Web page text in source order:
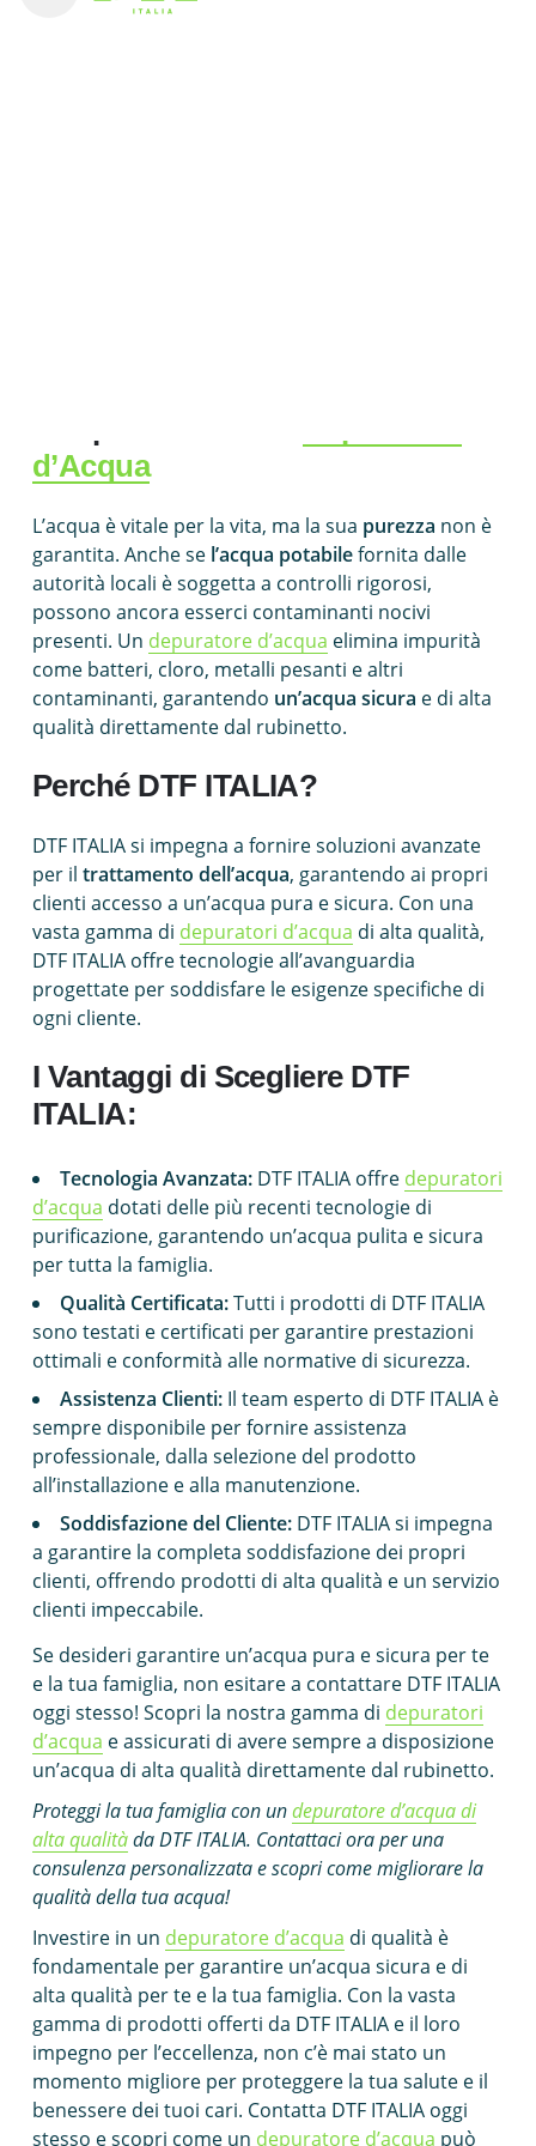
d’Acqua
L’acqua è vitale per la vita, ma la sua purezza non è
garantita. Anche se l’acqua potabilefornita dalle
autorità locali è soggetta a controlli rigorosi,
possono ancora esserci contaminanti nocivi
presenti. Un depuratore d’acqua elimina impurità
come batteri, cloro, metalli pesanti e altri
contaminanti, garantendo un’acqua sicura e di alta
qualità direttamente dal rubinetto.
Perché DTF ITALIA?
DTF ITALIA si impegna a fornire soluzioni avanzate
per il trattamento dell’acqua, garantendo ai propri
clienti accesso a un’acqua pura e sicura. Con una
vasta gamma di depuratori d’acqua di alta qualità,
DTF ITALIA offre tecnologie all’avanguardia
progettate per soddisfare le esigenze specifiche di
ogni cliente.
I Vantaggi di Scegliere DTF
ITALIA:
Tecnologia Avanzata:DTF ITALIA offre depuratori
d’acqua dotati delle più recenti tecnologie di
purificazione, garantendo un’acqua pulita e sicura
per tutta la famiglia.
Qualità Certificata:Tutti i prodotti di DTF ITALIA
sono testati e certificati per garantire prestazioni
ottimali e conformità alle normative di sicurezza.
Assistenza Clienti:Il team esperto di DTF ITALIA è
sempre disponibile per fornire assistenza
professionale, dalla selezione del prodotto
all’installazione e alla manutenzione.
Soddisfazione del Cliente:DTF ITALIA si impegna
a garantire la completa soddisfazione dei propri
clienti, offrendo prodotti di alta qualità e un servizio
clienti impeccabile.
Se desideri garantire un’acqua pura e sicura per te
e la tua famiglia, non esitare a contattare DTF ITALIA
oggi stesso! Scopri la nostra gamma di depuratori
d’acqua e assicurati di avere sempre a disposizione
un’acqua di alta qualità direttamente dal rubinetto.
Proteggi la tua famiglia con undepuratore d’acqua di
alta qualitàda DTF ITALIA. Contattaci ora per una
consulenza personalizzata e scopri come migliorare la
qualità della tua acqua!
Investire in un depuratore d’acqua di qualità è
fondamentale per garantire un’acqua sicura e di
alta qualità per te e la tua famiglia. Con la vasta
gamma di prodotti offerti da DTF ITALIA e il loro
impegno per l’eccellenza, non c’è mai stato un
momento migliore per proteggere la tua salute e il
benessere dei tuoi cari. Contatta DTF ITALIA oggi
stesso e scopri come un depuratore d’acqua può